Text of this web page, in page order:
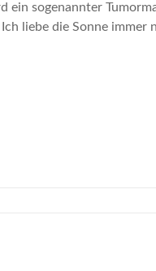
sogenannter
liebe die Sonne immer